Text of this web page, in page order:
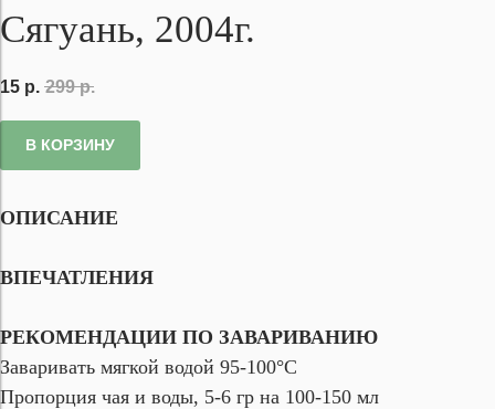
Сягуань, 2004г.
15 р. 299 р.
В КОРЗИНУ
ОПИСАНИЕ
ВПЕЧАТЛЕНИЯ
РЕКОМЕНДАЦИИ ПО ЗАВАРИВАНИЮ
Заваривать мягкой водой 95-100°С
Пропорция чая и воды, 5-6 гр на 100-150 мл